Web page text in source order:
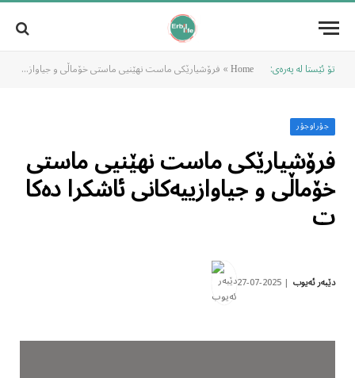
تۆ ئێستا لە پەرەی: Home
» فرۆشیارێکی ماست نهێنیی ماستی خۆماڵی و جیاوازییەکانی ئاشکرا دەکات
جۆراوجۆر
فرۆشیارێکی ماست نهێنیی ماستی
خۆماڵی و جیاوازییەکانی ئاشکرا دەکا
ت
دێبەر ئەیوب 2025-07-27